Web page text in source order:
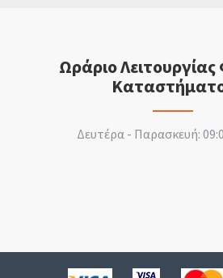
Ωράριο Λειτουργίας
Δευτέρα - Παρασκευή: